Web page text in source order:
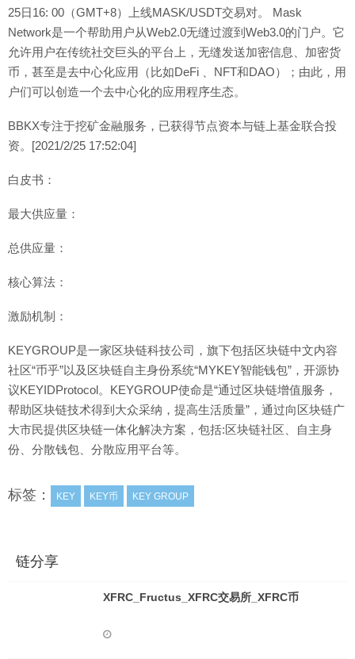
25日16: 00（GMT+8）上线MASK/USDT交易对。 Mask
Network是一个帮助用户从Web2.0无缝过渡到Web3.0的门户。它
允许用户在传统社交巨头的平台上，无缝发送加密信息、加密货
币，甚至是去中心化应用（比如DeFi 、NFT和DAO）；由此，用
户们可以创造一个去中心化的应用程序生态。
BBKX专注于挖矿金融服务，已获得节点资本与链上基金联合投
资。[2021/2/25 17:52:04]
白皮书：
最大供应量：
总供应量：
核心算法：
激励机制：
KEYGROUP是一家区块链科技公司，旗下包括区块链中文内容
社区“币乎”以及区块链自主身份系统“MYKEY智能钱包”，开源协
议KEYIDProtocol。KEYGROUP使命是“通过区块链增值服务，
帮助区块链技术得到大众采纳，提高生活质量”，通过向区块链广
大市民提供区块链一体化解决方案，包括:区块链社区、自主身
份、分散钱包、分散应用平台等。
标签： KEY KEY币 KEY GROUP
链分享
XFRC_Fructus_XFRC交易所_XFRC币